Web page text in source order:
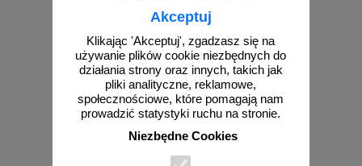
Akceptuj
Klikając 'Akceptuj', zgadzasz się na
używanie plików cookie niezbędnych do
działania strony oraz innych, takich jak
pliki analityczne, reklamowe,
społecznościowe, które pomagają nam
prowadzić statystyki ruchu na stronie.
Niezbędne Cookies